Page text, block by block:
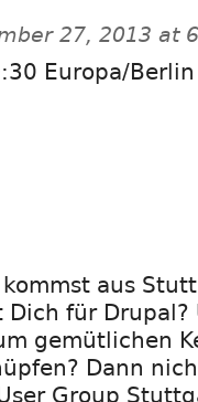
27, 2013 at
Europa/Berlin
kommst aus
Dich für
gemütlichen
Dann
Group